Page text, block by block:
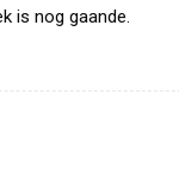
is nog gaande.